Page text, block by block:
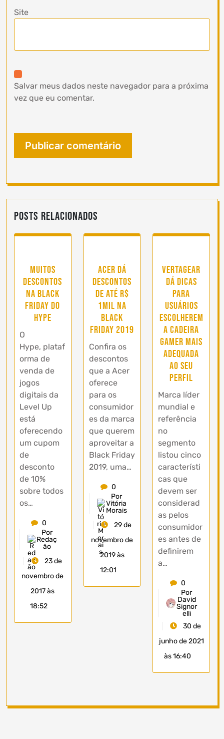
Site
Salvar meus dados neste navegador para a próxima
vez que eu comentar.
Posts Relacionados
Muitos
descontos
na Black
Friday do
Hype
O
Hype, plataf
orma de
venda de
jogos
digitais da
Level Up
está
oferecendo
um cupom
de
desconto
de 10%
sobre todos
os…
0
Por
Redaç
ão
23 de
novembro de
2017 às
18:52
Acer dá
descontos
de até R$
1mil na
Black
Friday 2019
Confira os
descontos
que a Acer
oferece
para os
consumidor
es da marca
que querem
aproveitar a
Black Friday
2019, uma…
0
Por
Vitória
Morais
29 de
novembro de
2019 às
12:01
Vertagear
dá dicas
para
usuários
escolherem
a cadeira
gamer mais
adequada
ao seu
perfil
Marca líder
mundial e
referência
no
segmento
listou cinco
característi
cas que
devem ser
considerad
as pelos
consumidor
es antes de
definirem
a…
0
Por
David
Signor
elli
30 de
junho de 2021
às 16:40